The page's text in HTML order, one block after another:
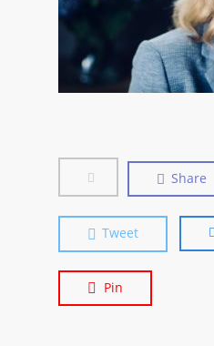
Share
Tweet
Pin